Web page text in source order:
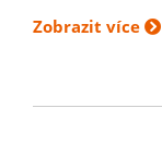
Zobrazit více